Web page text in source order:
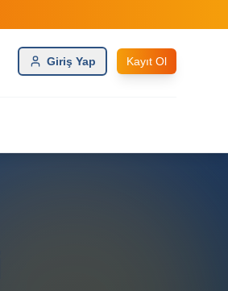
Giriş Yap Kayıt Ol